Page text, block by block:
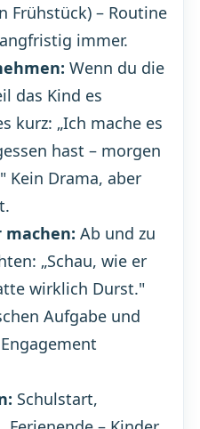
Frühstück) – Routine
immer.
Wenn du die
das Kind es
kurz: „Ich mache es
hast – morgen
Kein Drama, aber
machen: Ab und zu
„Schau, wie er
wirklich Durst."
Aufgabe und
Schulstart,